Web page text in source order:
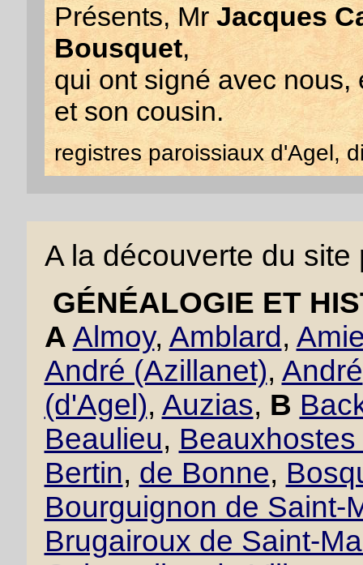
Présents, Mr Jacques
Bousquet,
qui ont signé avec nous,
et son cousin.
registres paroissiaux d'Agel,
A la découverte du site
GÉNÉALOGIE ET
A Almoy, Amblard ,
André (Azillanet), André
(d'Agel), Auzias, B
Beaulieu,
Bertin, de Bonne,
Bourguignon de Saint-
Brugairoux de Saint-